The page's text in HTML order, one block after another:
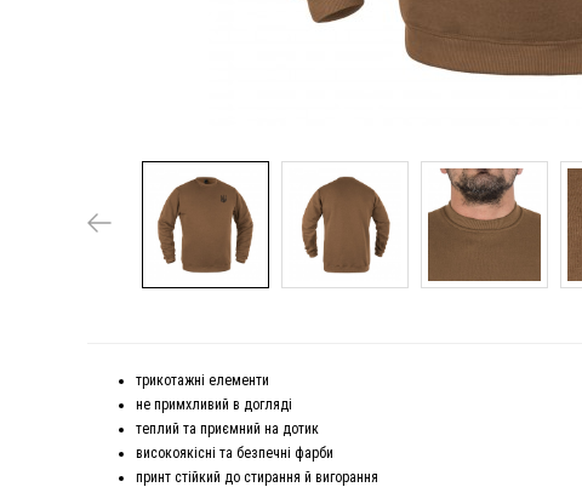
трикотажні елементи
не примхливий в догляді
теплий та приємний на дотик
високоякісні та безпечні фарби
принт стійкий до стирання й вигорання